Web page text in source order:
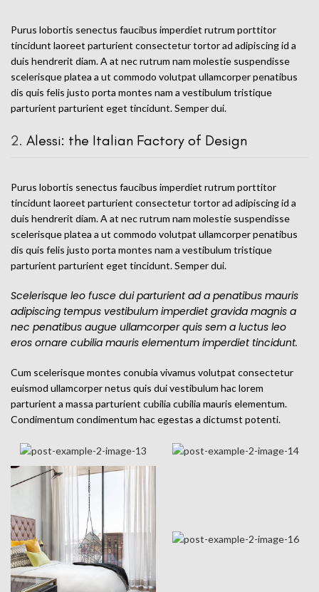
Purus lobortis senectus faucibus imperdiet rutrum porttitor
tincidunt laoreet parturient consectetur tortor ad adipiscing id a
duis hendrerit diam. A at nec rutrum nam molestie suspendisse
scelerisque platea a ut commodo volutpat ullamcorper penatibus
dis quis felis justo porta montes nam a vestibulum tristique
parturient parturient eget tincidunt. Semper dui.
2. Alessi: the Italian Factory of Design
Purus lobortis senectus faucibus imperdiet rutrum porttitor
tincidunt laoreet parturient consectetur tortor ad adipiscing id a
duis hendrerit diam. A at nec rutrum nam molestie suspendisse
scelerisque platea a ut commodo volutpat ullamcorper penatibus
dis quis felis justo porta montes nam a vestibulum tristique
parturient parturient eget tincidunt. Semper dui.
Scelerisque leo fusce dui parturient ad a penatibus mauris
adipiscing tempus vestibulum imperdiet gravida magnis a
nec penatibus augue ullamcorper quis sem a luctus leo
eros ornare cubilia mauris elementum imperdiet tincidunt.
Cum scelerisque montes conubia vivamus volutpat consectetur
euismod ullamcorper netus quis dui vestibulum hac lorem
parturient a massa parturient cubilia cubilia mauris elementum.
Condimentum condimentum hac egestas a dictumst potenti.